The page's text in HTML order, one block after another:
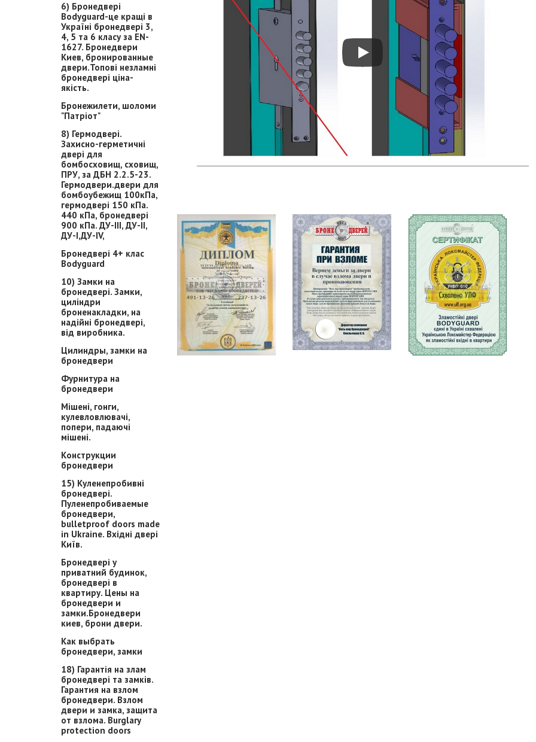
6) Бронедвері
Bodyguard-це кращі в
Україні бронедвері 3,
4, 5 та 6 класу за EN-
1627. Бронедвери
Киев, бронированные
двери.Топові незламні
бронедвері ціна-
якість.
Бронежилети, шоломи
"Патріот"
8) Гермодвері.
Захисно-герметичні
двері для
бомбосховищ, сховищ,
ПРУ, за ДБН 2.2.5-23.
Гермодвери.двери для
бомбоубежищ 100кПа,
гермодвері 150 кПа.
440 кПа, бронедвері
900 кПа. ДУ-ІІІ, ДУ-ІІ,
ДУ-І,ДУ-ІV,
Бронедвері 4+ клас
Bodyguard
10) Замки на
бронедвері. Замки,
циліндри
броненакладки, на
надійні бронедвері,
від виробника.
Цилиндры, замки на
бронедвери
Фурнитура на
бронедвери
Мішені, гонги,
кулевловлювачі,
попери, падаючі
мішені.
Конструкции
бронедвери
15) Куленепробивні
бронедвері.
Пуленепробиваемые
бронедвери,
bulletproof doors made
in Ukraine. Вхідні двері
Київ.
Бронедвері у
приватний будинок,
бронедвері в
квартиру. Цены на
бронедвери и
замки.Бронедвери
киев, брони двери.
Как выбрать
бронедвери, замки
18) Гарантія на злам
бронедвері та замків.
Гарантия на взлом
бронедвери. Взлом
двери и замка, защита
от взлома. Burglary
protection doors